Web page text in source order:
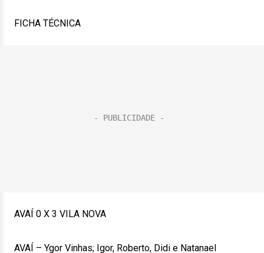
FICHA TÉCNICA
AVAÍ 0 X 3 VILA NOVA
AVAÍ – Ygor Vinhas; Igor, Roberto, Didi e Natanael